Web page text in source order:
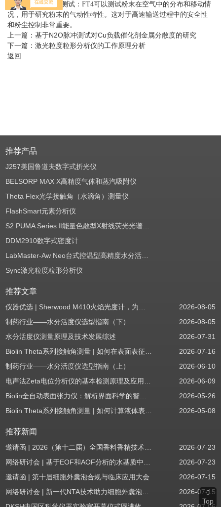
5.空气动力性测试：FT4可以测试粉末在空气中的分布和移动情
况，用于研究粉末的气动性特性。这对于高速输送过程中的安全性
和粉尘控制非常重要。
上一篇： 基于N2O脉冲测试对Cu负载催化剂金属分散度的研究
下一篇： 激光粒度粒形分析仪的工作原理分析
返回
推荐产品
J257美国鲁道夫数字式折光仪
BELSORP MAX X高精度气体和蒸汽吸附仪
Theta Flex光学接触角（水滴角）测量仪
FlashSmart元素分析仪
S2 PUMA Series Ⅱ能量色散型X射线荧光光谱仪（EDXRF）
DDM2910数字式密度计
LabMaster-Aw Neo台式控温型高精度水分活度测定仪
Sync激光粒度粒形分析仪
推荐文章
仪器优选 | Sherwood M410火焰光度计，为用户检测提供值得信赖的基准方案
2026-08-05
制药行业——水分活度仪选型指南（下）
2026-08-05
水分活度仪测量原理及技术发展综述
2026-07-31
Biolin Theta系列接触角测量 | 如何在表面表征应用中使用接触角：后退角
2026-07-16
制药行业——水分活度仪选型指南（上）
2026-06-10
电声法Zeta电位分析仪的基本检测原理及应用场景
2026-06-09
Biolin全自动表面张力仪：解析界面科学的智能之眼
2026-05-26
Biolin Theta系列接触角测量 | 如何计算液体表面张力分量
2026-05-08
推荐新闻
邀请函 | 2026（第十二届）全国香料香精技术交流年会
2026-07-23
网络研讨会 | 基于EOF和AOF分析的水基质中PFAS筛查
2026-07-23
邀请函 | 第十届细胞外囊泡合规与临床应用大会
2026-07-15
网络研讨会 | 新一代NTA技术助力细胞外囊泡质量评估与工艺开发
2026-07-15
Top